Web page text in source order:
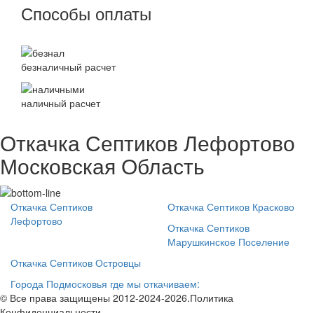
Способы оплаты
безналичный расчет
наличный расчет
Откачка Септиков Лефортово
Московская Область
Откачка Септиков
Лефортово
Откачка Септиков Красково
Откачка Септиков
Марушкинское Поселение
Откачка Септиков Островцы
Города Подмосковья где мы откачиваем:
© Все права защищены 2012-2024-2026.Политика